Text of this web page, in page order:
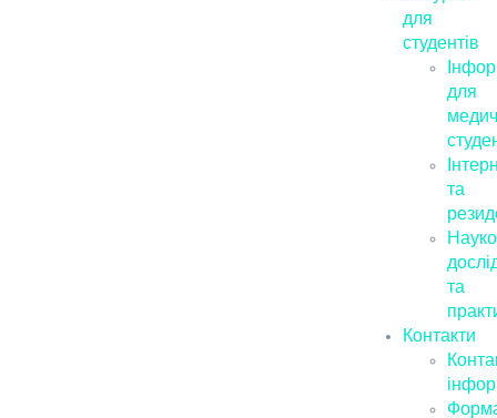
для
студентів
для
та
та
Контакти